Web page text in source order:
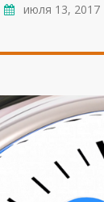
июля 13, 2017